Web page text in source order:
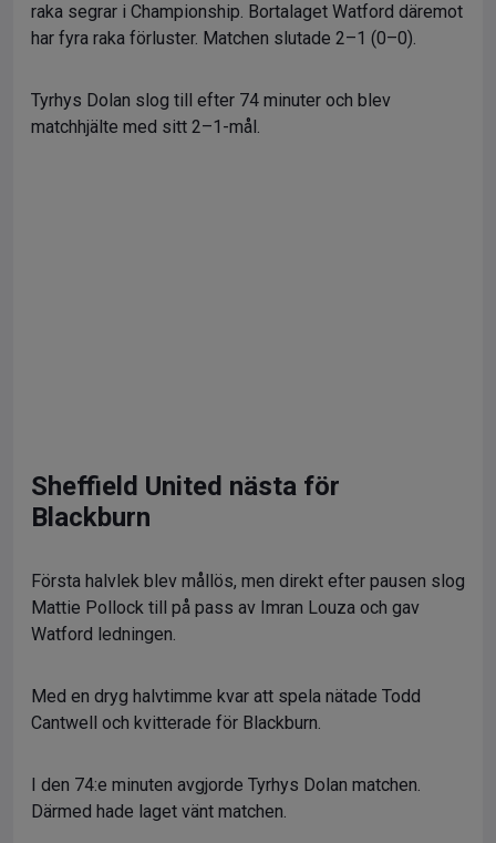
raka segrar i Championship. Bortalaget Watford däremot
har fyra raka förluster. Matchen slutade 2–1 (0–0).
Tyrhys Dolan slog till efter 74 minuter och blev
matchhjälte med sitt 2–1-mål.
Sheffield United nästa för
Blackburn
Första halvlek blev mållös, men direkt efter pausen slog
Mattie Pollock till på pass av Imran Louza och gav
Watford ledningen.
Med en dryg halvtimme kvar att spela nätade Todd
Cantwell och kvitterade för Blackburn.
I den 74:e minuten avgjorde Tyrhys Dolan matchen.
Därmed hade laget vänt matchen.